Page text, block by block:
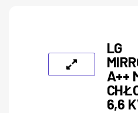
LG
A++
6,6